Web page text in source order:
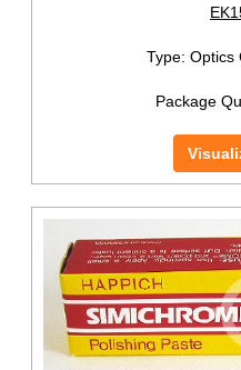
Type: Optics
Package